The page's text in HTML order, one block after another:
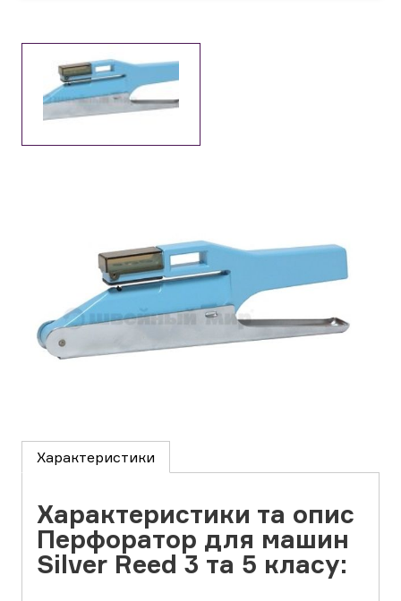
Характеристики
Характеристики та опис
Перфоратор для машин
Silver Reed 3 та 5 класу: